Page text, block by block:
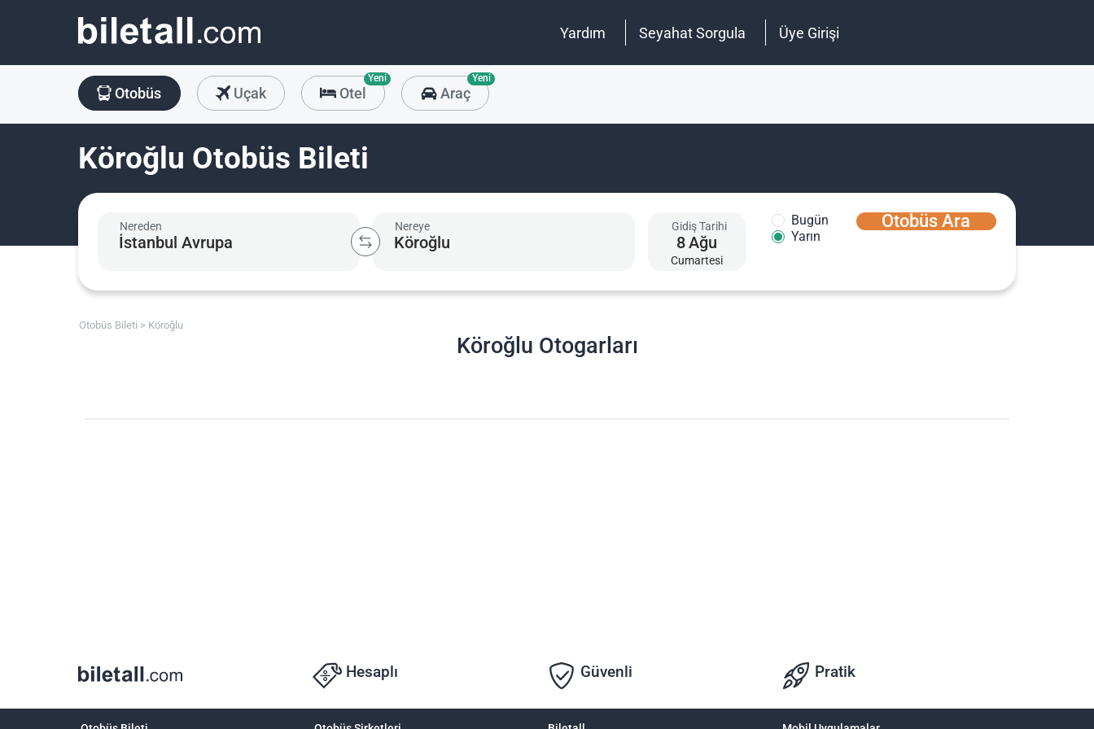
Yardım Seyahat Sorgula Üye Girişi
Otobüs Uçak Otel
Yeni
Araç
Yeni
Köroğlu Otobüs Bileti
Nereden Nereye Gidiş Tarihi
8Ağu
Cumartesi
Bugün
Yarın
Otobüs Ara
Otobüs Bileti Köroğlu
Köroğlu Otogarları
Hesaplı Güvenli Pratik